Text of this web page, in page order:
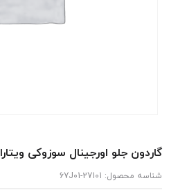
گاردون جلو اورجینال سوزوکی ویتارا 2400
شناسه محصول: 27101-67J01